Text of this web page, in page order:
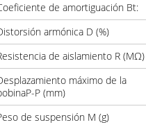
de amortiguación Bt:
armónica D (%)
de aislamiento R (MΩ)
máximo de la
P (mm)
de suspensión M (g)